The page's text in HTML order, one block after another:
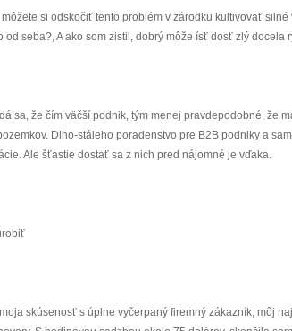
si odskočiť tento problém v zárodku kultivovať
od seba?, A ako som zistil, dobrý môže ísť dosť zlý docela
sa, že čím väčší podnik, tým menej pravdepodobné, že
Dlho-stáleho poradenstvo pre B2B podniky a
Ale šťastie dostať sa z nich pred nájomné je vďaka.
skúsenosť s úplne vyčerpaný firemný zákazník, môj